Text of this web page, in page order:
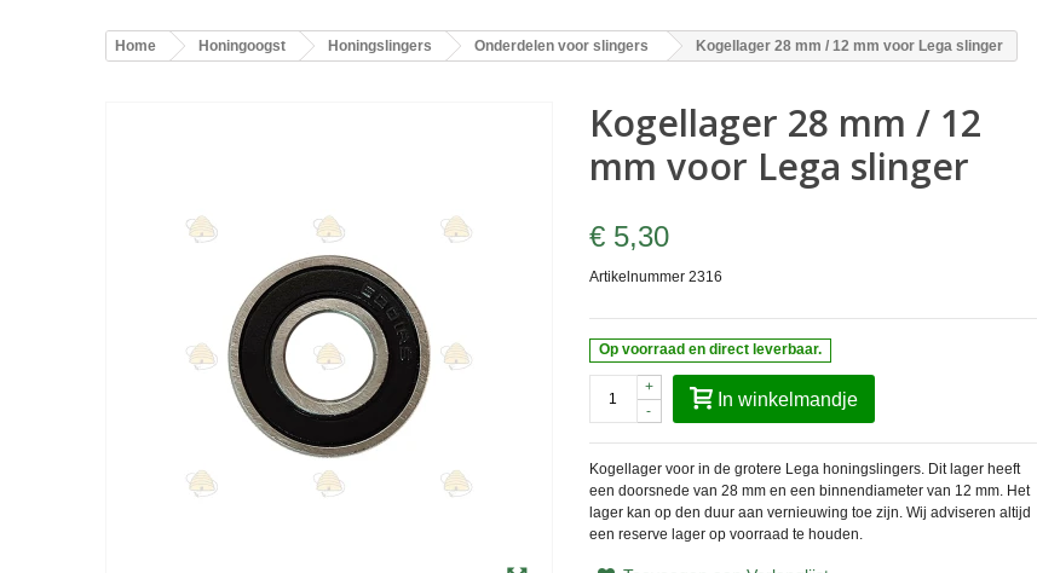
Home Honingoogst Honingslingers Onderdelen voor slingers Kogellager 28 mm / 12 mm voor Lega slinger
Kogellager 28 mm / 12
mm voor Lega slinger
€ 5,30
Artikelnummer 2316
Op voorraad en direct leverbaar.
-
+
In winkelmandje
Kogellager voor in de grotere Lega honingslingers. Dit lager heeft
een doorsnede van 28 mm en een binnendiameter van 12 mm. Het
lager kan op den duur aan vernieuwing toe zijn. Wij adviseren altijd
een reserve lager op voorraad te houden.